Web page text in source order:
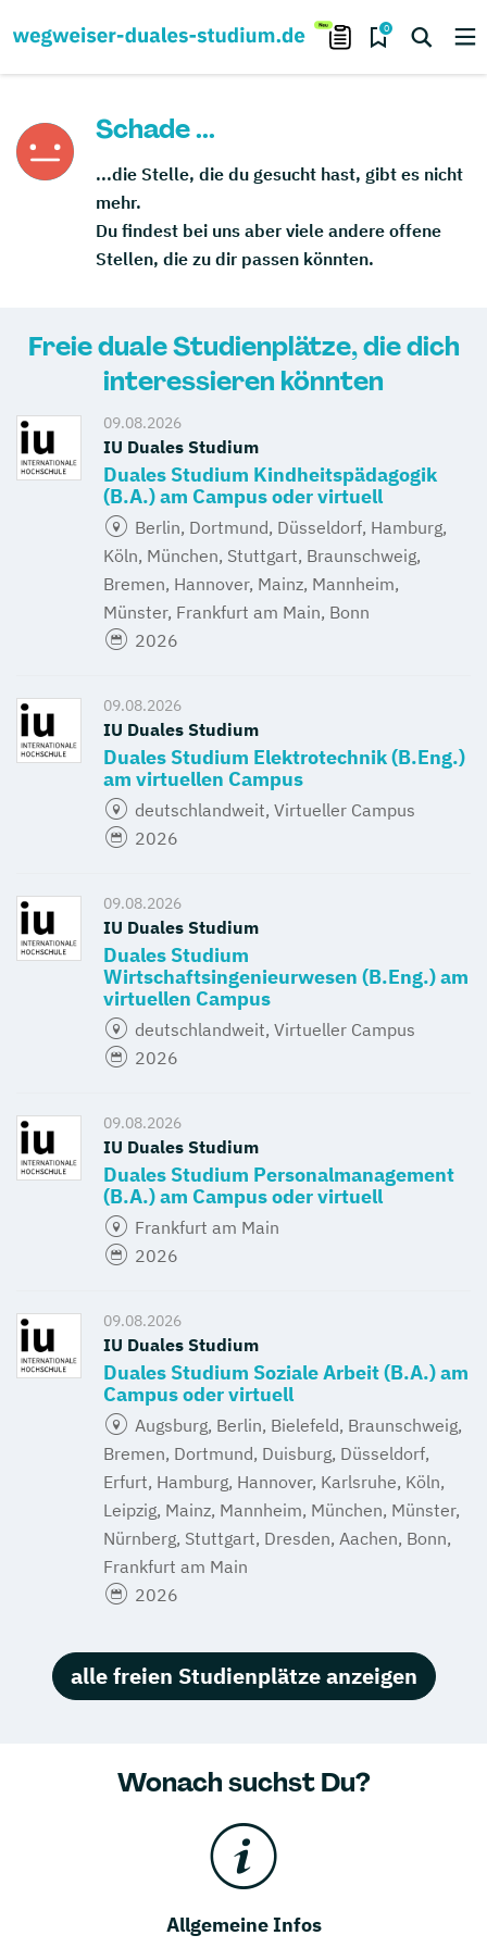
0
Schade ...
...die Stelle, die du gesucht hast, gibt es nicht
mehr.
Du findest bei uns aber viele andere offene
Stellen, die zu dir passen könnten.
Freie duale Studienplätze, die dich
interessieren könnten
09.08.2026
IU Duales Studium
Duales Studium Kindheitspädagogik
(B.A.) am Campus oder virtuell
Berlin, Dortmund, Düsseldorf, Hamburg,
Köln, München, Stuttgart, Braunschweig,
Bremen, Hannover, Mainz, Mannheim,
Münster, Frankfurt am Main, Bonn
2026
09.08.2026
IU Duales Studium
Duales Studium Elektrotechnik (B.Eng.)
am virtuellen Campus
deutschlandweit, Virtueller Campus
2026
09.08.2026
IU Duales Studium
Duales Studium
Wirtschaftsingenieurwesen (B.Eng.) am
virtuellen Campus
deutschlandweit, Virtueller Campus
2026
09.08.2026
IU Duales Studium
Duales Studium Personalmanagement
(B.A.) am Campus oder virtuell
Frankfurt am Main
2026
09.08.2026
IU Duales Studium
Duales Studium Soziale Arbeit (B.A.) am
Campus oder virtuell
Augsburg, Berlin, Bielefeld, Braunschweig,
Bremen, Dortmund, Duisburg, Düsseldorf,
Erfurt, Hamburg, Hannover, Karlsruhe, Köln,
Leipzig, Mainz, Mannheim, München, Münster,
Nürnberg, Stuttgart, Dresden, Aachen, Bonn,
Frankfurt am Main
2026
alle freien Studienplätze anzeigen
Wonach suchst Du?
Allgemeine Infos